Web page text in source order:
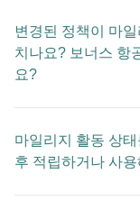
변경된 정책이 마
치나요? 보너스 항
요?
마일리지 활동 상
후 적립하거나 사